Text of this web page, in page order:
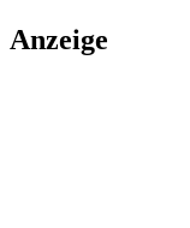
Anzeige